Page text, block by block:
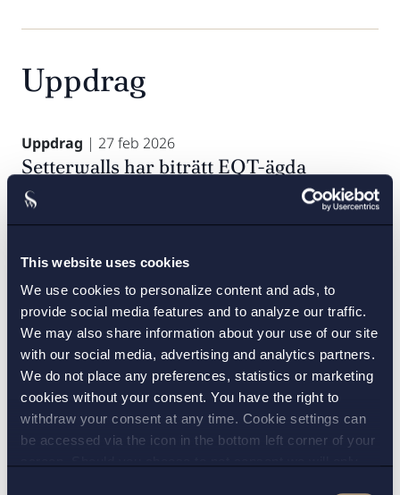
This website uses cookies
We use cookies to personalize content and ads, to
provide social media features and to analyze our traffic.
We may also share information about your use of our site
with our social media, advertising and analytics partners.
We do not place any preferences, statistics or marketing
cookies without your consent. You have the right to
withdraw your consent at any time. Cookie settings can
be accessed via the icon in the bottom left corner of your
Uppdrag
Uppdrag | 27 feb 2026
Setterwalls har biträtt EQT-ägda
EdgeConneX i strategisk svensk
datacentertransaktion med potentiell
Läs mer
Uppdrag| 18 sep 2025
Setterwalls har biträtt Nordea Bank Abp,
filial i Norge, i samband med
omflaggningen av Suezmaxfartyget